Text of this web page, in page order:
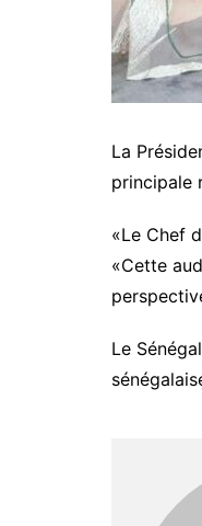
La
principale
«Le Chef
«Cette
Le